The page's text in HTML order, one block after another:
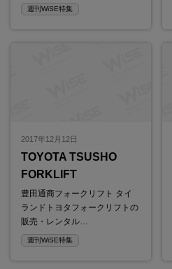
週刊WiSE特集
2017年12月12日
TOYOTA TSUSHO
FORKLIFT
豊田通商フォークリフト タイ
ランドトヨタフォークリフトの
販売・レンタル…
週刊WiSE特集